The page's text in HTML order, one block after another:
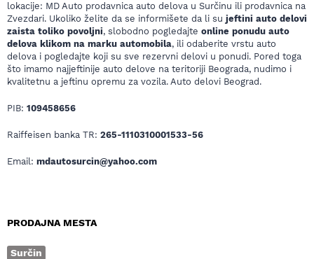
lokacije: MD Auto prodavnica auto delova u Surčinu ili prodavnica na
Zvezdari. Ukoliko želite da se informišete da li su jeftini auto delovi
zaista toliko povoljni, slobodno pogledajte online ponudu auto
delova klikom na marku automobila, ili odaberite vrstu auto
delova i pogledajte koji su sve rezervni delovi u ponudi. Pored toga
što imamo najjeftinije auto delove na teritoriji Beograda, nudimo i
kvalitetnu a jeftinu opremu za vozila. Auto delovi Beograd.
PIB: 109458656
Raiffeisen banka TR: 265-1110310001533-56
Email: mdautosurcin@yahoo.com
PRODAJNA MESTA
Surčin